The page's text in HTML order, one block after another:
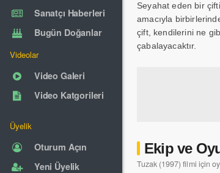
Sanatçı Haberleri
Bugün Doğanlar
Videolar
Video Galeri
Video Katgorileri
Üyelik
Oturum Açın
Yeni Üyelik
Seyahat eden bir
amacıyla
çift, kendilerini ne
çabalayacaktır.
Ekip ve
Tuzak (1997) filmi için